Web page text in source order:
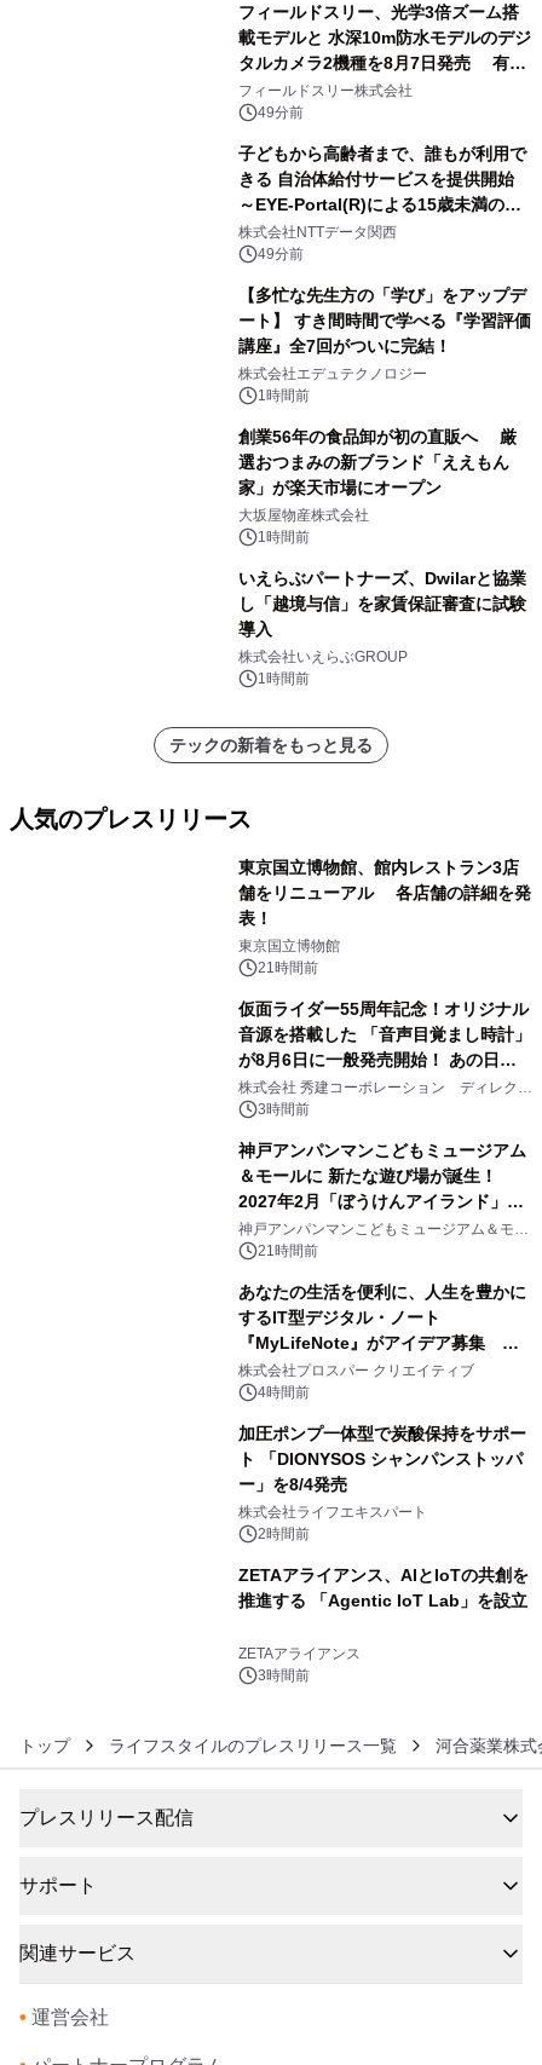
る自信がある」「昨年の夏はカブトム
シを捕まえたり、虫と戦ったり…」
フィールドスリー、光学3倍ズーム搭
載モデルと 水深10m防水モデルのデジ
タルカメラ2機種を8月7日発売 有効
約1300万画素、用途別に選べるコンデ
ジ新登場
フィールドスリー株式会社
49分前
子どもから高齢者まで、誰もが利用で
きる 自治体給付サービスを提供開始
～EYE-Portal(R)による15歳未満の本
人認証と デジタルデバイド対策で実現
～
株式会社NTTデータ関西
49分前
【多忙な先生方の「学び」をアップデ
ート】 すき間時間で学べる『学習評価
講座』全7回がついに完結！
株式会社エデュテクノロジー
1時間前
創業56年の食品卸が初の直販へ 厳
選おつまみの新ブランド「ええもん
家」が楽天市場にオープン
大坂屋物産株式会社
1時間前
いえらぶパートナーズ、Dwilarと協業
し「越境与信」を家賃保証審査に試験
導入
株式会社いえらぶGROUP
1時間前
テックの新着をもっと見る
人気のプレスリリース
東京国立博物館、館内レストラン3店
舗をリニューアル 各店舗の詳細を発
表！
東京国立博物館
21時間前
仮面ライダー55周年記念！オリジナル
音源を搭載した 「音声目覚まし時計」
が8月6日に一般発売開始！ あの日の
大興奮が今甦る
株式会社 秀建コーポレーション ディレクト
アートギャラリー
3時間前
神戸アンパンマンこどもミュージアム
＆モールに 新たな遊び場が誕生！
2027年2月「ぼうけんアイランド」が
オープン
神戸アンパンマンこどもミュージアム＆モー
ル 21時間前
あなたの生活を便利に、人生を豊かに
するIT型デジタル・ノート
『MyLifeNote』がアイデア募集 優
秀賞100名に1年間無償試用
株式会社プロスパー クリエイティブ
4時間前
加圧ポンプ一体型で炭酸保持をサポー
ト 「DIONYSOS シャンパンストッパ
ー」を8/4発売
株式会社ライフエキスパート
2時間前
ZETAアライアンス、AIとIoTの共創を
推進する 「Agentic IoT Lab」を設立
ZETAアライアンス
3時間前
トップ ライフスタイルのプレスリリース一覧 河合薬業株式
プレスリリース配信
サポート
関連サービス
• 運営会社